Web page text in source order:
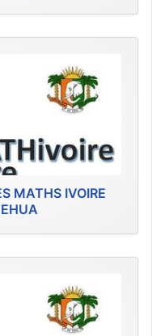
MATHS IVOIRE